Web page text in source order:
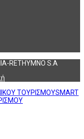
RETHYMNO S.A
SMART